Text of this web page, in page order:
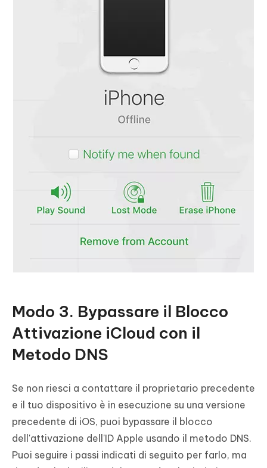
Modo 3. Bypassare il Blocco
Attivazione iCloud con il
Metodo DNS
Se non riesci a contattare il proprietario precedente
e il tuo dispositivo è in esecuzione su una versione
precedente di iOS, puoi bypassare il blocco
dell'attivazione dell'ID Apple usando il metodo DNS.
Puoi seguire i passi indicati di seguito per farlo, ma